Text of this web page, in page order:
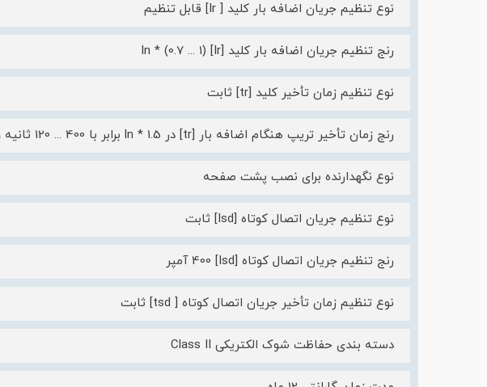
نوع تنظیم جریان اضافه بار کلید [ Ir] قابل تنظیم
رنج تنظیم جریان اضافه بار کلید [Ir] ln * (0.7 ... 1)
نوع تنظیم زمان تأخیر کلید [tr] ثابت
رنج زمان تأخیر تریپ هنگام اضافه بار [tr] در 1.5 * ln برابر با 400 ... 120 ثانیه ، در lr * 6 برابر با 15 ثانیه
نوع نگهدارنده برای نصب پشت صفحه
نوع تنظیم جریان اتصال کوتاه [Isd] ثابت
رنج تنظیم جریان اتصال کوتاه [Isd] 400 آمپر
نوع تنظیم زمان تأخیر جریان اتصال کوتاه [ tsd] ثابت
دسته بندی حفاظت شوک الکتریکی Class II